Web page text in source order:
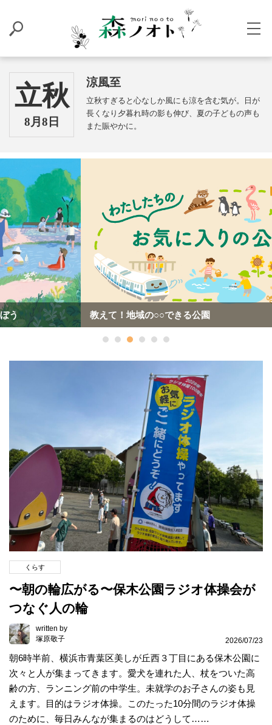
立秋
8月8日
涼風至
立秋すぎると心なしか風にも涼を含む気が。日が
長くなり夕暮れ時の影も伸び、夏の子どもの声も
また賑やかに。
教えて！地域の○○できる公園
くらす
〜朝の輪広がる〜保木公園ラジオ体操会が
つなぐ人の輪
written by
塚原敬子
2026/07/23
朝6時半前、横浜市青葉区美しが丘西３丁目にある保木公園に
次々と人が集まってきます。愛犬を連れた人、杖をついた高
齢の方、ランニング前の中学生。未就学のお子さんの姿も見
えます。目的はラジオ体操。このたった10分間のラジオ体操
のために、毎日みんなが集まるのはどうして……